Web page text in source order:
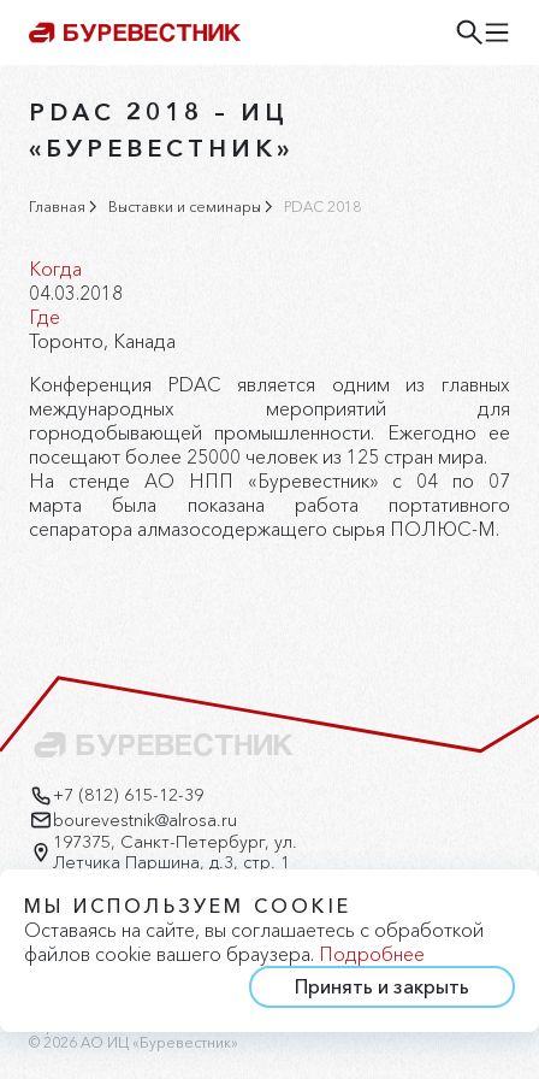
PDAC 2018 – ИЦ
«БУРЕВЕСТНИК»
Главная Выставки и семинары PDAC 2018
Когда
04.03.2018
Где
Торонто, Канада
Конференция PDAC является одним из главных
международных мероприятий для
горнодобывающей промышленности. Ежегодно ее
посещают более 25000 человек из 125 стран мира.
На стенде АО НПП «Буревестник» с 04 по 07
марта была показана работа портативного
сепаратора алмазосодержащего сырья ПОЛЮС-М.
+7 (812) 615-12-39
bourevestnik@alrosa.ru
197375, Санкт-Петербург, ул.
Летчика Паршина, д.3, стр. 1
Политика конфиденциальности
© 2026 АО ИЦ «Буревестник»
МЫ ИСПОЛЬЗУЕМ COOKIE
Оставаясь на сайте, вы соглашаетесь с обработкой
файлов cookie вашего браузера. Подробнее
Принять и закрыть